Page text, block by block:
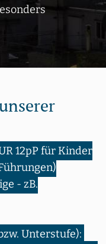
12pP für Kinder
- zB.
Unterstufe):